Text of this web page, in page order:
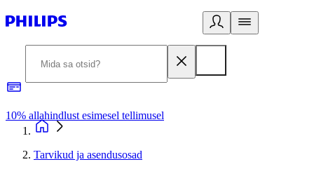
10% allahindlust esimesel tellimusel
Tarvikud ja asendusosad